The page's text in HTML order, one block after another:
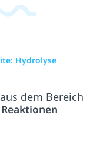
Hydrolyse
dem Bereich